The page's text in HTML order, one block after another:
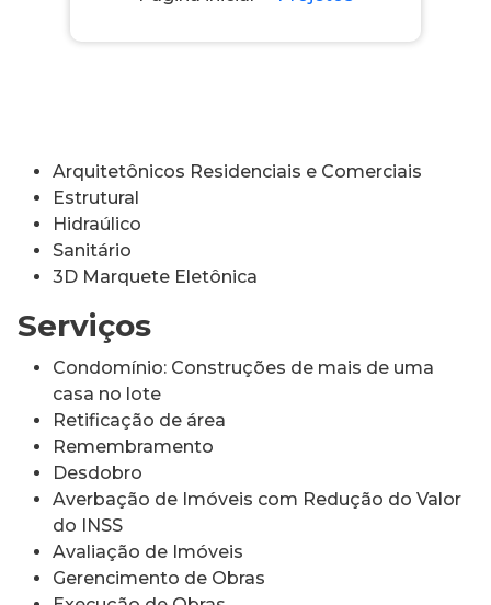
Arquitetônicos Residenciais e Comerciais
Estrutural
Hidraúlico
Sanitário
3D Marquete Eletônica
Serviços
Condomínio: Construções de mais de uma
casa no lote
Retificação de área
Remembramento
Desdobro
Averbação de Imóveis com Redução do Valor
do INSS
Avaliação de Imóveis
Gerencimento de Obras